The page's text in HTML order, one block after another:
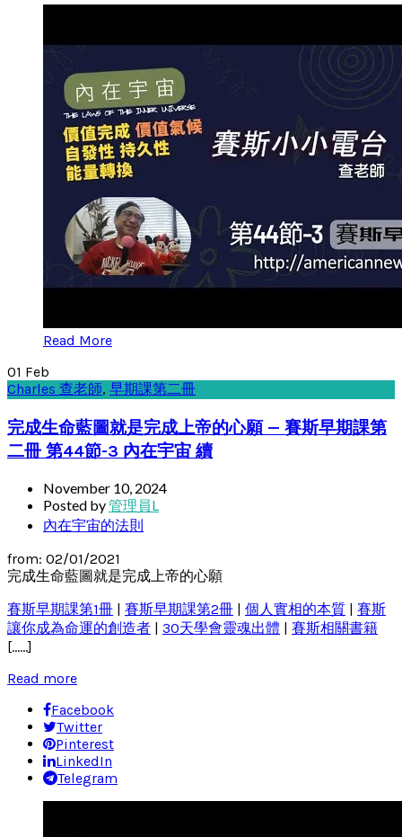
Read More
01 Feb
Charles 查老師, 早期課第二冊
完成生命藍圖就是完成上帝的心願 — 賽斯早期課第
二冊 第44節-3 內在宇宙 續
November 10, 2024
Posted by管理員L
內在宇宙的法則
from: 02/01/2021
完成生命藍圖就是完成上帝的心願
賽斯早期課第1冊
賽斯早期課第2冊 個人實相的本質
賽斯
讓你成為命運的創造者
30天學會靈魂出體
賽斯相關書籍
[……]
Read more
Facebook
Twitter
Pinterest
LinkedIn
Telegram